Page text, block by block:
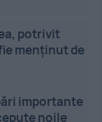
potrivit
menținut de
importante
noile